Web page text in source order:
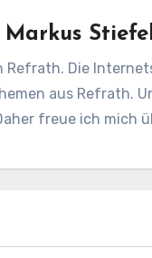
Markus
Refrath. Die
aus Refrath.
freue ich mich